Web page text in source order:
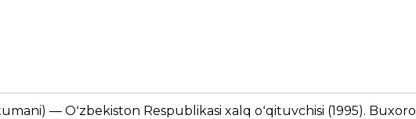
tumani) — Oʻzbekiston Respublikasi xalq oʻqituvchisi (1995). Buxoro